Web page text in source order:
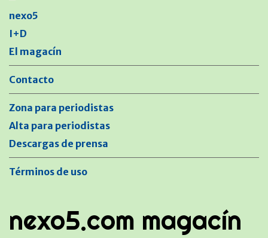
nexo5
I+D
El magacín
Contacto
Zona para periodistas
Alta para periodistas
Descargas de prensa
Términos de uso
nexo5.com magacín